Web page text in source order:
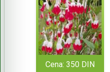
Cena: 350 DIN